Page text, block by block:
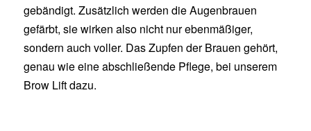
gebändigt. Zusätzlich werden die Augenbrauen
gefärbt, sie wirken also nicht nur ebenmäßiger,
sondern auch voller. Das Zupfen der Brauen gehört,
genau wie eine abschließende Pflege, bei unserem
Brow Lift dazu.